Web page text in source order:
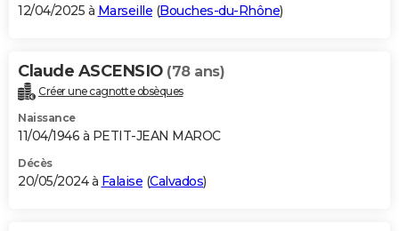
12/04/2025 à Marseille (Bouches-du-Rhône)
Claude ASCENSIO (78 ans)
Créer une cagnotte obsèques
Naissance
11/04/1946 à PETIT-JEAN MAROC
Décès
20/05/2024 à Falaise (Calvados)